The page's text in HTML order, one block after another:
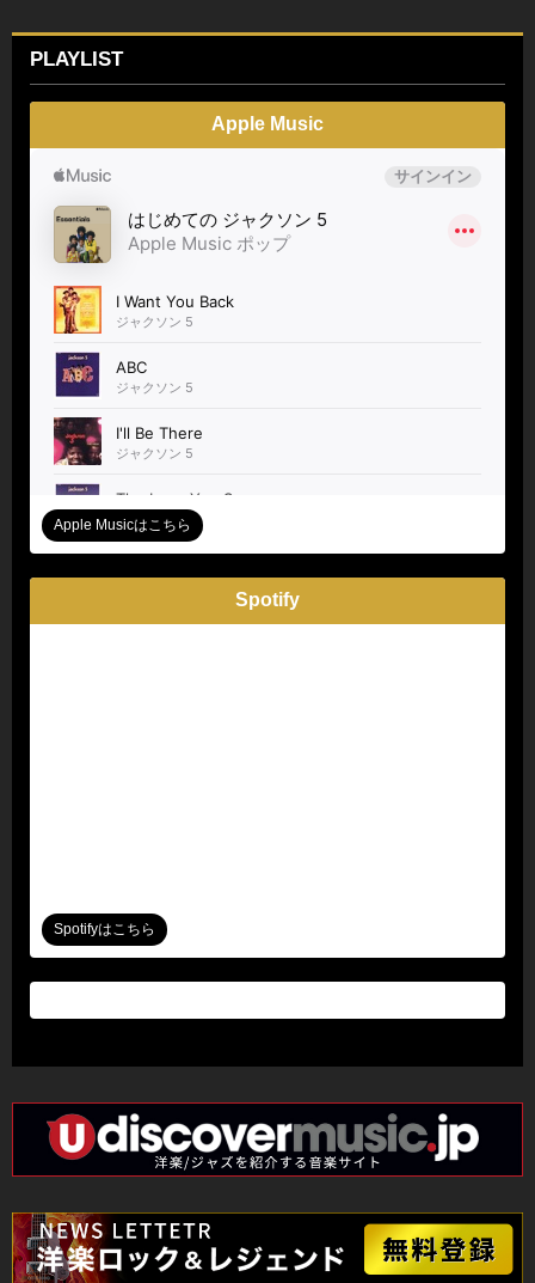
PLAYLIST
Apple Music
Apple Musicはこちら
Spotify
Spotifyはこちら